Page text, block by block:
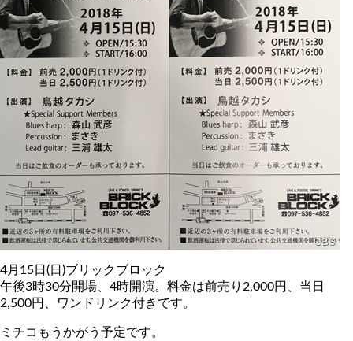
4月15日(日)ブリックブロック
午後3時30分開場、4時開演。料金は前売り2,000円、当日
2,500円、ワンドリンク付きです。
ミチコもうかがう予定です。